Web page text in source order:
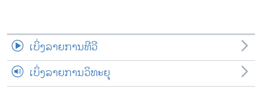
ເບິ່ງລາຍການທີວີ
ເບິ່ງລາຍການວິທະຍຸ